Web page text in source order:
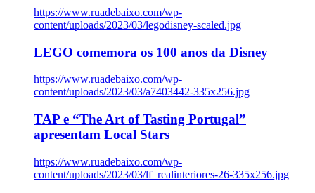
https://www.ruadebaixo.com/wp-
content/uploads/2023/03/legodisney-scaled.jpg
LEGO comemora os 100 anos da Disney
https://www.ruadebaixo.com/wp-
content/uploads/2023/03/a7403442-335x256.jpg
TAP e “The Art of Tasting Portugal”
apresentam Local Stars
https://www.ruadebaixo.com/wp-
content/uploads/2023/03/lf_realinteriores-26-335x256.jpg